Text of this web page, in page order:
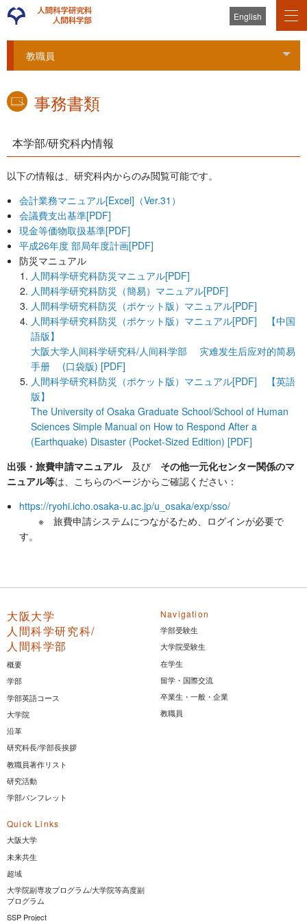
English
教職員
事務書類
本学部/研究科内情報
以下の情報は、研究科内からのみ閲覧可能です。
会計業務マニュアル[Excel]（Ver.31）
会議費支出基準[PDF]
現金等価物取扱基準[PDF]
平成26年度 部局年度計画[PDF]
防災マニュアル
人間科学研究科防災マニュアル[PDF]
人間科学研究科防災（簡易）マニュアル[PDF]
人間科学研究科防災（ポケット版）マニュアル[PDF]
人間科学研究科防災（ポケット版）マニュアル[PDF] 【中国
語版】
大阪大学人间科学研究科/人间科学部 灾难发生后应对的简易
手册 (口袋版) [PDF]
人間科学研究科防災（ポケット版）マニュアル[PDF] 【英語
版】
The University of Osaka Graduate School/School of Human
Sciences Simple Manual on How to Respond After a
(Earthquake) Disaster (Pocket-Sized Edition) [PDF]
出張・旅費申請マニュアル及び その他一元化センター関係のマ
ニュアル等は、こちらのページからご確認ください：
https://ryohi.icho.osaka-u.ac.jp/u_osaka/exp/sso/
※ 旅費申請システムにつながるため、ログインが必要で
す。
大阪大学
人間科学研究科/
人間科学部
概要
学部
学部英語コース
大学院
沿革
研究科長/学部長挨拶
教職員著作リスト
研究活動
学部パンフレット
Navigation
学部受験生
大学院受験生
在学生
留学・国際交流
卒業生・一般・企業
教職員
Quick Links
大阪大学
未来共生
超域
大学院副専攻プログラム/大学院等高度副
プログラム
SSP Project